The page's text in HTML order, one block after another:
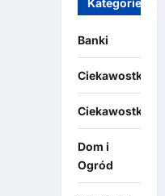
Kategorie
Banki
Ciekawostki
Ciekawostki
Dom i
Ogród